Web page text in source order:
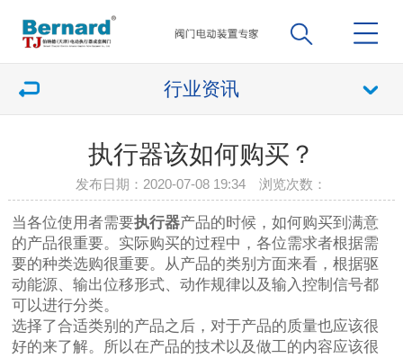
行业资讯
执行器该如何购买？
发布日期：2020-07-08 19:34 浏览次数：
当各位使用者需要执行器产品的时候，如何购买到满意
的产品很重要。实际购买的过程中，各位需求者根据需
要的种类选购很重要。从产品的类别方面来看，根据驱
动能源、输出位移形式、动作规律以及输入控制信号都
可以进行分类。
选择了合适类别的产品之后，对于产品的质量也应该很
好的来了解。所以在产品的技术以及做工的内容应该很